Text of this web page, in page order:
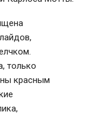
только
красным